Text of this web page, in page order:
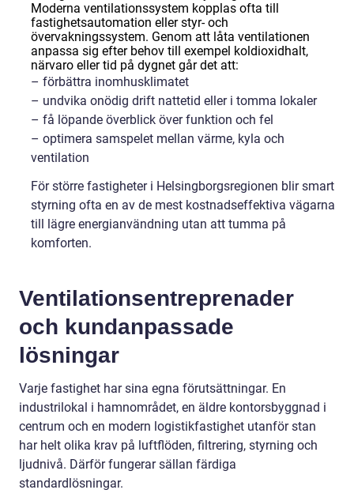
Moderna ventilationssystem kopplas ofta till
fastighetsautomation eller styr- och
övervakningssystem. Genom att låta ventilationen
anpassa sig efter behov till exempel koldioxidhalt,
närvaro eller tid på dygnet går det att:
– förbättra inomhusklimatet
– undvika onödig drift nattetid eller i tomma lokaler
– få löpande överblick över funktion och fel
– optimera samspelet mellan värme, kyla och
ventilation
För större fastigheter i Helsingborgsregionen blir smart
styrning ofta en av de mest kostnadseffektiva vägarna
till lägre energianvändning utan att tumma på
komforten.
Ventilationsentreprenader
och kundanpassade
lösningar
Varje fastighet har sina egna förutsättningar. En
industrilokal i hamnområdet, en äldre kontorsbyggnad i
centrum och en modern logistikfastighet utanför stan
har helt olika krav på luftflöden, filtrering, styrning och
ljudnivå. Därför fungerar sällan färdiga
standardlösningar.